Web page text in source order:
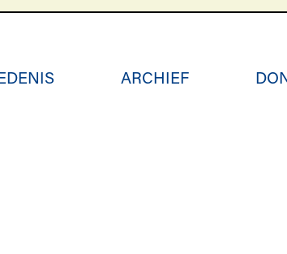
ARCHIEF